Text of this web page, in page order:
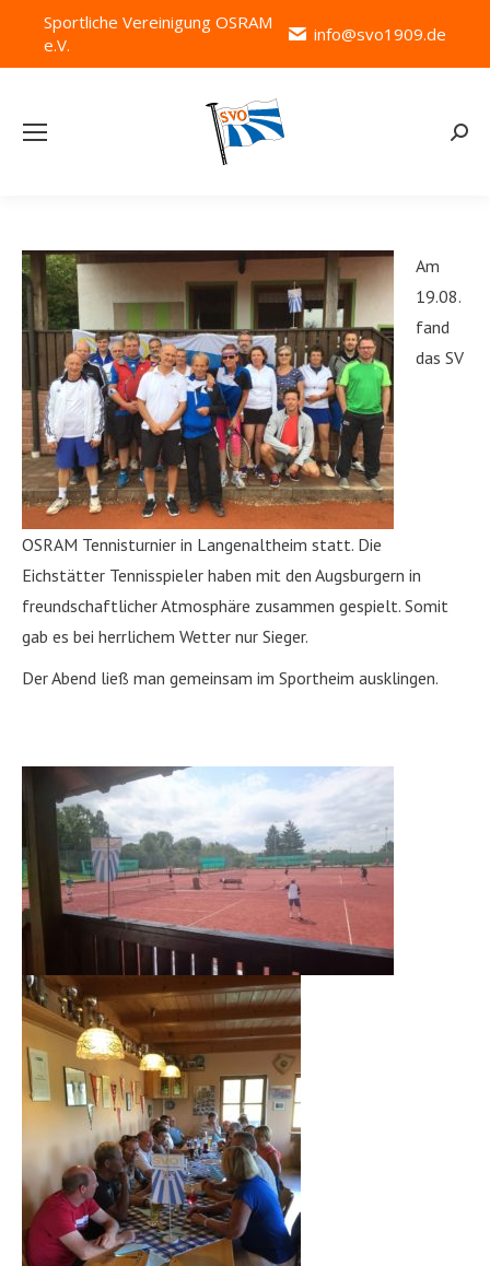
Sportliche Vereinigung OSRAM
e.V.
info@svo1909.de
Am
19.08.
fand
das SV
OSRAM Tennisturnier in Langenaltheim statt. Die
Eichstätter Tennisspieler haben mit den Augsburgern in
freundschaftlicher Atmosphäre zusammen gespielt. Somit
gab es bei herrlichem Wetter nur Sieger.
Der Abend ließ man gemeinsam im Sportheim ausklingen.